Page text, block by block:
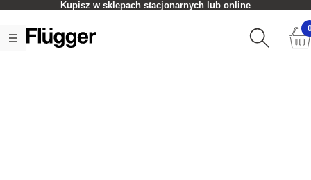
Kupisz w sklepach stacjonarnych lub online